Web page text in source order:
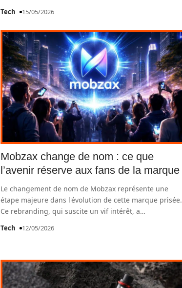
Tech 15/05/2026
Mobzax change de nom : ce que
l’avenir réserve aux fans de la marque
Le changement de nom de Mobzax représente une
étape majeure dans l'évolution de cette marque prisée.
Ce rebranding, qui suscite un vif intérêt, a…
Tech 12/05/2026